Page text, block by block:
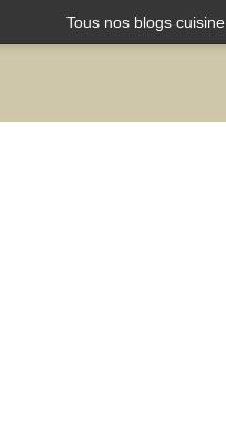
Tous nos blogs cuisine